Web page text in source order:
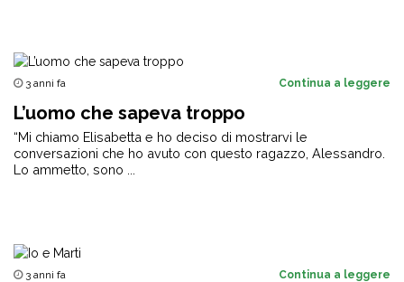
3 anni fa Continua a leggere
L’uomo che sapeva troppo
“Mi chiamo Elisabetta e ho deciso di mostrarvi le
conversazioni che ho avuto con questo ragazzo, Alessandro.
Lo ammetto, sono ...
3 anni fa Continua a leggere